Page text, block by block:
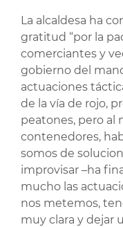
La alcaldesa ha
gratitud “por la
comerciantes y
gobierno del
actuaciones
de la vía de rojo,
peatones, pero al
contenedores,
somos de
improvisar –ha
mucho las
nos metemos,
muy clara y dejar